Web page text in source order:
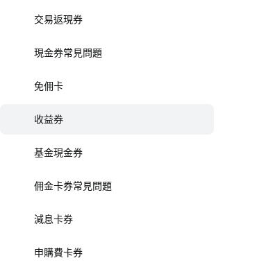
交易返現券
現金券常見問題
免佣卡
收益券
基金現金券
佣金卡券常見問題
減息卡券
申購費卡券